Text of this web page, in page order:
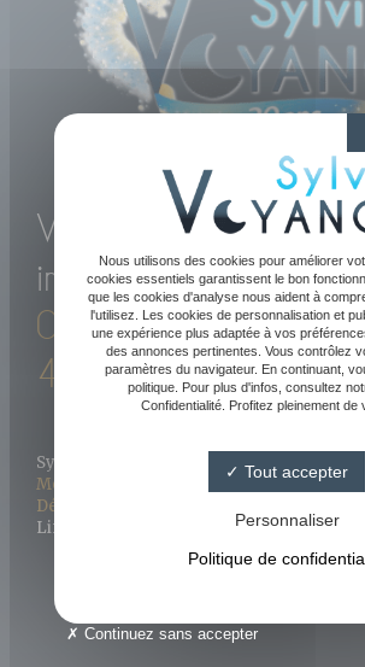
Voyance directe et
immédiate par
05 61 47 89 20-
43 09
Sylvie Voyance 2023 - Tous droits réservés
Mentions légales
Conditions générales
Définitions
Linkweb - Création de site Internet Agen
Nous utilisons des cookies pour améliorer
cookies essentiels garantissent le bon
que les cookies d'analyse nous aident à
l'utilisez. Les cookies de personnalisation et
une expérience plus adaptée à vos
des annonces pertinentes. Vous contrôlez
paramètres du navigateur. En continuant,
politique. Pour plus d'infos, consultez
Confidentialité. Profitez pleinement de
Tout accepter
Personnaliser
Politique de
Continuez sans accepter